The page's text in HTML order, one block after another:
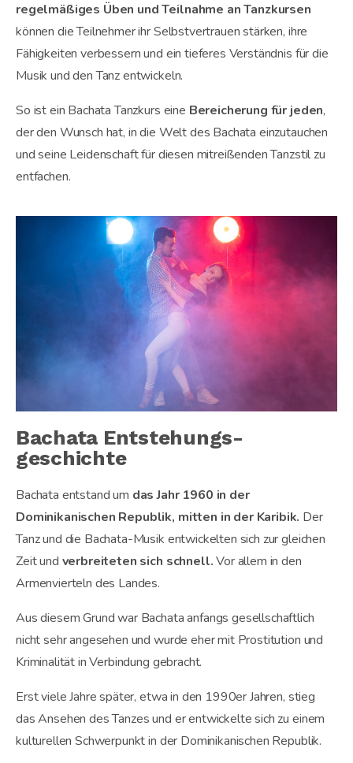
regelmäßiges Üben und Teilnahme an Tanzkursen
können die Teilnehmer ihr Selbstvertrauen stärken, ihre
Fähigkeiten verbessern und ein tieferes Verständnis für die
Musik und den Tanz entwickeln.
So ist ein Bachata Tanzkurs eine Bereicherung für jeden,
der den Wunsch hat, in die Welt des Bachata einzutauchen
und seine Leidenschaft für diesen mitreißenden Tanzstil zu
entfachen.
Bachata Entstehungs­
geschichte
Bachata entstand um das Jahr 1960 in der
Dominikanischen Republik, mitten in der Karibik. Der
Tanz und die Bachata-Musik entwickelten sich zur gleichen
Zeit und verbreiteten sich schnell.Vor allem in den
Armenvierteln des Landes.
Aus diesem Grund war Bachata anfangs gesellschaftlich
nicht sehr angesehen und wurde eher mit Prostitution und
Kriminalität in Verbindung gebracht.
Erst viele Jahre später, etwa in den 1990er Jahren, stieg
das Ansehen des Tanzes und er entwickelte sich zu einem
kulturellen Schwerpunkt in der Dominikanischen Republik.